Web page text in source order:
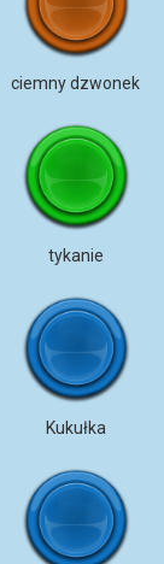
ciemny dzwonek
tykanie
Kukułka